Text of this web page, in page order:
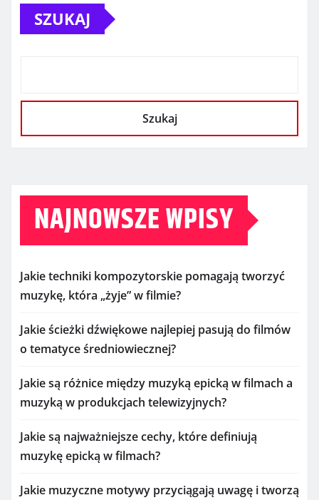
SZUKAJ
Szukaj
NAJNOWSZE WPISY
Jakie techniki kompozytorskie pomagają tworzyć
muzykę, która „żyje” w filmie?
Jakie ścieżki dźwiękowe najlepiej pasują do filmów
o tematyce średniowiecznej?
Jakie są różnice między muzyką epicką w filmach a
muzyką w produkcjach telewizyjnych?
Jakie są najważniejsze cechy, które definiują
muzykę epicką w filmach?
Jakie muzyczne motywy przyciągają uwagę i tworzą